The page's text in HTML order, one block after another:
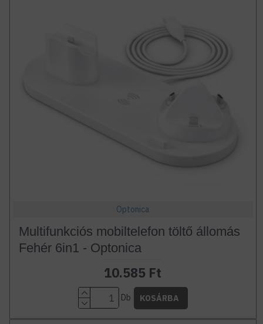
Optonica
Multifunkciós mobiltelefon töltő állomás
Fehér 6in1 - Optonica
10.585 Ft
Db KOSÁRBA